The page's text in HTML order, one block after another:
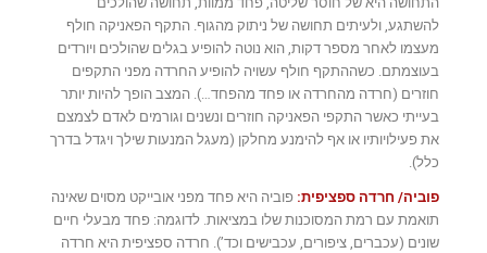
להשתגע, ולעיתים תחושה של ניתוק מהגוף. התקף הפאניקה חולף
מעצמו לאחר מספר דקות, הוא נוטה להופיע בגלים שהולכים ויורדים
בעוצמתם. כשההתקף חולף עשויה להופיע החרדה מפני התקפים
חוזרים (חרדה מהחרדה או פחד מהפחד…). המצב הופך להיות יותר
בעייתי כאשר התקפי הפאניקה חוזרים ונשנים וגורמים לאדם לצמצם
את פעילויותיו או אף להימנע מחלקן (מעגל המנעות שילך ויגדל בדרך
כלל).
פוביה/ חרדה ספציפית: פוביה היא פחד מפני אובייקט מסוים שאינה
תואמת עם רמת המסוכנות שלו במציאות. לדוגמה: פחד מבעלי חיים
שונים (עכברים, ציפורים, עכבישים וכד’). חרדה ספציפית היא חרדה